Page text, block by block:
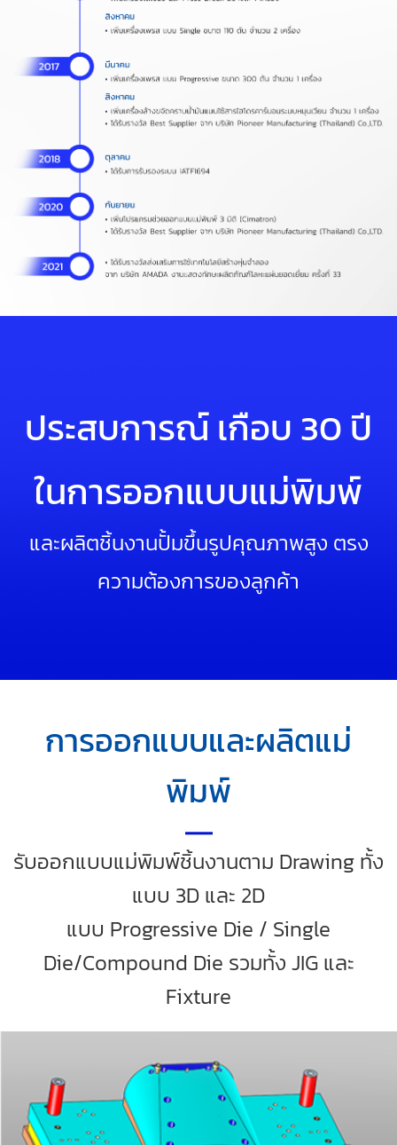
ประสบการณ์ เกือบ 30 ปี
ในการออกแบบแม่พิมพ์
และผลิตชิ้นงานปั้มขึ้นรูปคุณภาพสูง ตรง
ความต้องการของลูกค้า
การออกแบบและผลิตแม่
พิมพ์
รับออกแบบแม่พิมพ์ชิ้นงานตาม Drawing ทั้ง
แบบ 3D และ 2D
แบบ Progressive Die / Single
Die/Compound Die รวมทั้ง JIG และ
Fixture